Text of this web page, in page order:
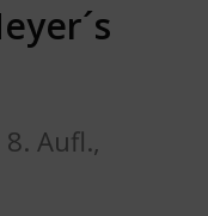
Aufl.,